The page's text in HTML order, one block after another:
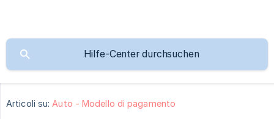
Articoli su: Auto - Modello di pagamento